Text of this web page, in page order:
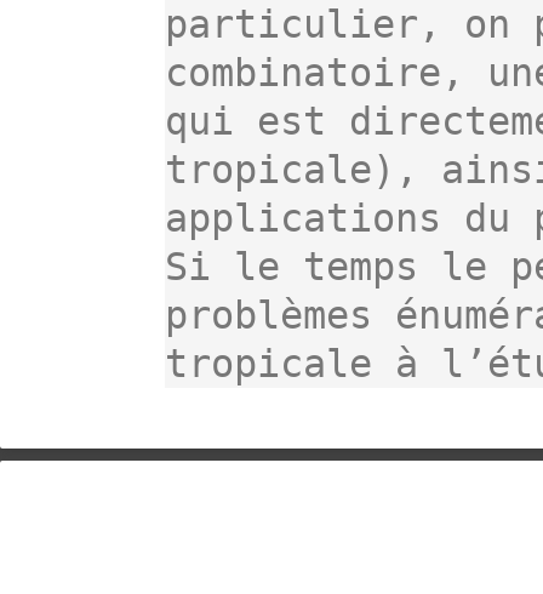
particulier, on
combinatoire,
qui est
tropicale),
applications du
Si le temps le
problèmes
tropicale à